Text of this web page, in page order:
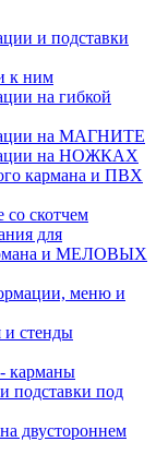
и подставки
к ним
на гибкой
на МАГНИТЕ
на НОЖКАХ
кармана и ПВХ
скотчем
для
и МЕЛОВЫХ
меню и
и стенды
карманы
подставки под
двустороннем